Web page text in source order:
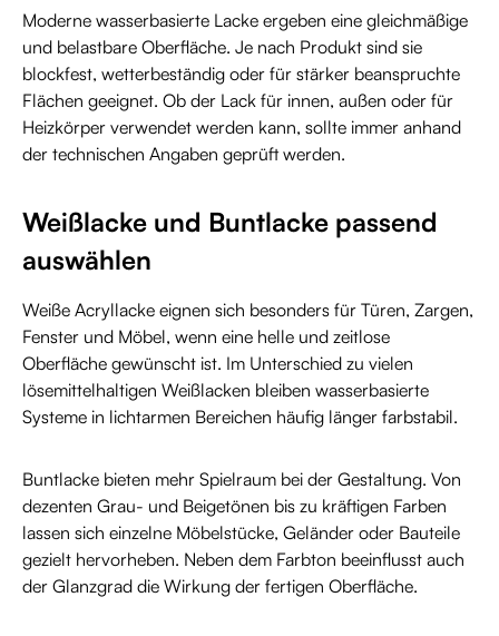
Moderne wasserbasierte Lacke ergeben eine gleichmäßige
und belastbare Oberfläche. Je nach Produkt sind sie
blockfest, wetterbeständig oder für stärker beanspruchte
Flächen geeignet. Ob der Lack für innen, außen oder für
Heizkörper verwendet werden kann, sollte immer anhand
der technischen Angaben geprüft werden.
Weißlacke und Buntlacke passend
auswählen
Weiße Acryllacke eignen sich besonders für Türen, Zargen,
Fenster und Möbel, wenn eine helle und zeitlose
Oberfläche gewünscht ist. Im Unterschied zu vielen
lösemittelhaltigen Weißlacken bleiben wasserbasierte
Systeme in lichtarmen Bereichen häufig länger farbstabil.
Buntlacke bieten mehr Spielraum bei der Gestaltung. Von
dezenten Grau- und Beigetönen bis zu kräftigen Farben
lassen sich einzelne Möbelstücke, Geländer oder Bauteile
gezielt hervorheben. Neben dem Farbton beeinflusst auch
der Glanzgrad die Wirkung der fertigen Oberfläche.